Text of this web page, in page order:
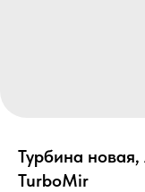
Турбина
TurboMir